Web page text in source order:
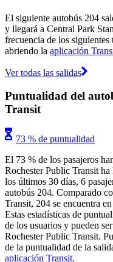
El siguiente autobús 204
y llegará a Central Park
frecuencia de los
abriendo la aplicación
Ver todas las salidas
Puntualidad del
Transit
73 % de puntualidad
El 73 % de los pasajeros
Rochester Public Transit
los últimos 30 días, 6
autobús 204. Comparado
Transit, 204 se encuentra
Estas estadísticas de
de los usuarios y pueden
Rochester Public Transit.
de la puntualidad de la
aplicación Transit.